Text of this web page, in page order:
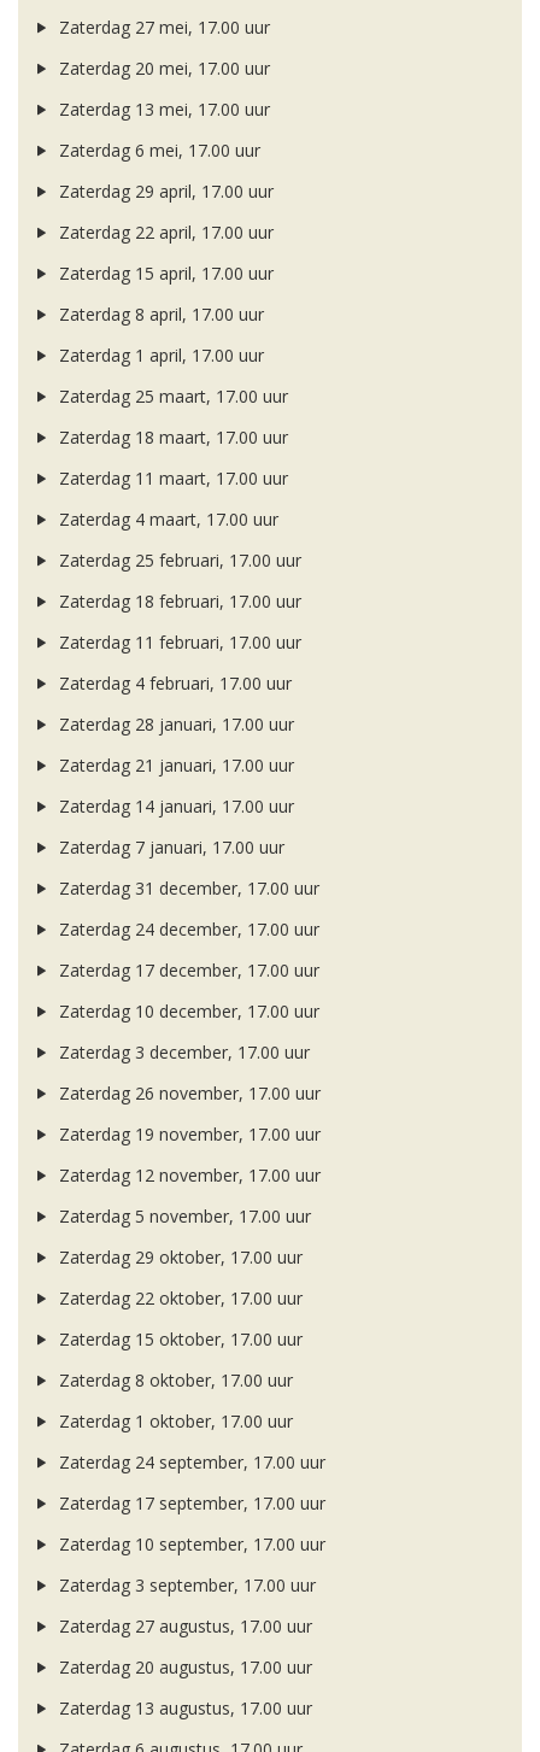
Zaterdag 27 mei, 17.00 uur
Zaterdag 20 mei, 17.00 uur
Zaterdag 13 mei, 17.00 uur
Zaterdag 6 mei, 17.00 uur
Zaterdag 29 april, 17.00 uur
Zaterdag 22 april, 17.00 uur
Zaterdag 15 april, 17.00 uur
Zaterdag 8 april, 17.00 uur
Zaterdag 1 april, 17.00 uur
Zaterdag 25 maart, 17.00 uur
Zaterdag 18 maart, 17.00 uur
Zaterdag 11 maart, 17.00 uur
Zaterdag 4 maart, 17.00 uur
Zaterdag 25 februari, 17.00 uur
Zaterdag 18 februari, 17.00 uur
Zaterdag 11 februari, 17.00 uur
Zaterdag 4 februari, 17.00 uur
Zaterdag 28 januari, 17.00 uur
Zaterdag 21 januari, 17.00 uur
Zaterdag 14 januari, 17.00 uur
Zaterdag 7 januari, 17.00 uur
Zaterdag 31 december, 17.00 uur
Zaterdag 24 december, 17.00 uur
Zaterdag 17 december, 17.00 uur
Zaterdag 10 december, 17.00 uur
Zaterdag 3 december, 17.00 uur
Zaterdag 26 november, 17.00 uur
Zaterdag 19 november, 17.00 uur
Zaterdag 12 november, 17.00 uur
Zaterdag 5 november, 17.00 uur
Zaterdag 29 oktober, 17.00 uur
Zaterdag 22 oktober, 17.00 uur
Zaterdag 15 oktober, 17.00 uur
Zaterdag 8 oktober, 17.00 uur
Zaterdag 1 oktober, 17.00 uur
Zaterdag 24 september, 17.00 uur
Zaterdag 17 september, 17.00 uur
Zaterdag 10 september, 17.00 uur
Zaterdag 3 september, 17.00 uur
Zaterdag 27 augustus, 17.00 uur
Zaterdag 20 augustus, 17.00 uur
Zaterdag 13 augustus, 17.00 uur